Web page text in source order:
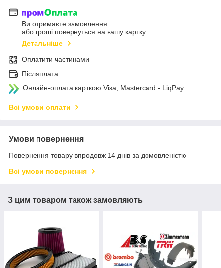
Ви отримаєте замовлення
або гроші повернуться на вашу картку
Детальніше
Оплатити частинами
Післяплата
Онлайн-оплата карткою Visa, Mastercard - LiqPay
Всі умови оплати
Умови повернення
Повернення товару впродовж 14 днів за домовленістю
Всі умови повернення
З цим товаром також замовляють